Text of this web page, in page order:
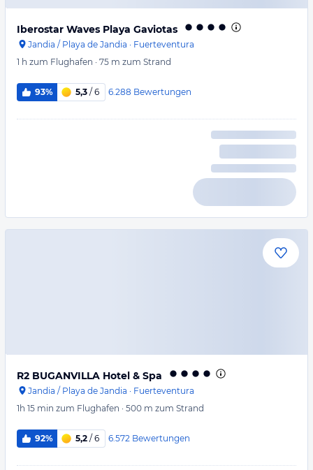
Iberostar Waves Playa Gaviotas
Jandia / Playa de Jandia · Fuerteventura
1 h zum Flughafen · 75 m zum Strand
93% 5,3 / 6 6.288 Bewertungen
R2 BUGANVILLA Hotel & Spa
Jandia / Playa de Jandia · Fuerteventura
1h 15 min zum Flughafen · 500 m zum Strand
92% 5,2 / 6 6.572 Bewertungen